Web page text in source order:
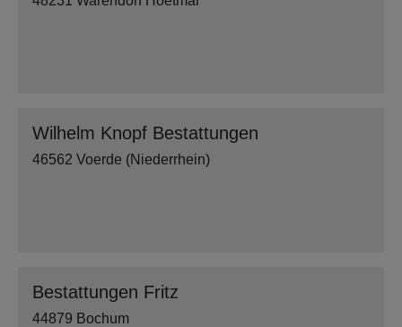
Wilhelm Knopf Bestattungen
46562 Voerde (Niederrhein)
Bestattungen Fritz
44879 Bochum